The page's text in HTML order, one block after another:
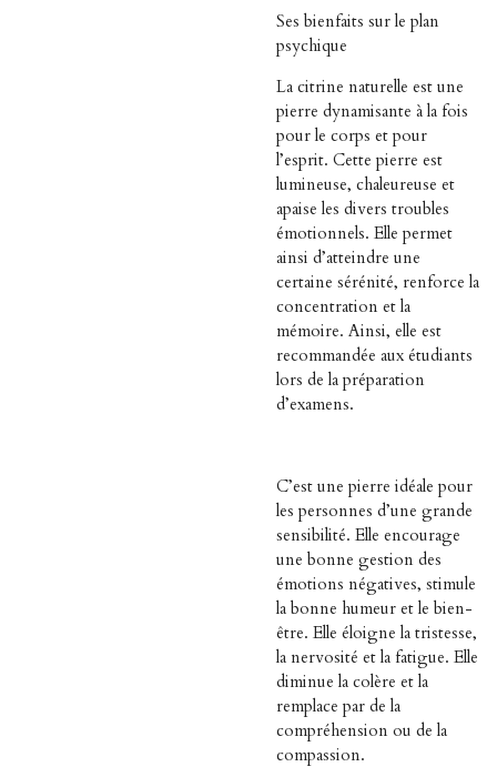
Ses bienfaits sur le plan
psychique
La citrine naturelle est une
pierre dynamisante à la fois
pour le corps et pour
l’esprit. Cette pierre est
lumineuse, chaleureuse et
apaise les divers troubles
émotionnels. Elle permet
ainsi d’atteindre une
certaine sérénité, renforce la
concentration et la
mémoire. Ainsi, elle est
recommandée aux étudiants
lors de la préparation
d’examens.
C’est une pierre idéale pour
les personnes d’une grande
sensibilité. Elle encourage
une bonne gestion des
émotions négatives, stimule
la bonne humeur et le bien-
être. Elle éloigne la tristesse,
la nervosité et la fatigue. Elle
diminue la colère et la
remplace par de la
compréhension ou de la
compassion.